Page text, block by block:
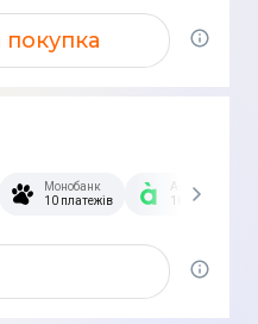
Монобанк
10 платежів
А-Банк
10 платежів